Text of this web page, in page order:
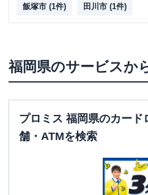
飯塚市 (1件) 田川市 (1件)
福岡県のサービスか
プロミス 福岡県のカード
舗・ATMを検索